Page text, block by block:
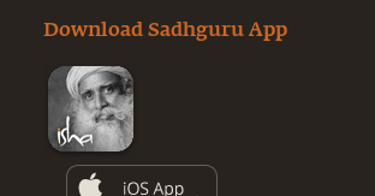
Download Sadhguru App